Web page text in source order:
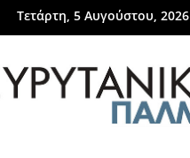
Τετάρτη, 5 Αυγούστου, 2026